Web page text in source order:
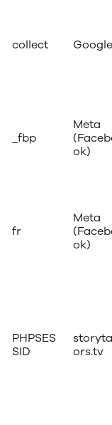
collect Google
_fbp
Meta
ok)
fr
Meta
ok)
PHPSES
SID
ors.tv